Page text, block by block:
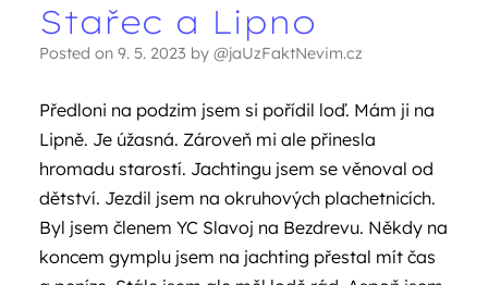
Stařec a Lipno
Posted on 9. 5. 2023 by @jaUzFaktNevim.cz
Předloni na podzim jsem si pořídil loď. Mám ji na
Lipně. Je úžasná. Zároveň mi ale přinesla
hromadu starostí. Jachtingu jsem se věnoval od
dětství. Jezdil jsem na okruhových plachetnicích.
Byl jsem členem YC Slavoj na Bezdrevu. Někdy na
koncem gymplu jsem na jachting přestal mít čas